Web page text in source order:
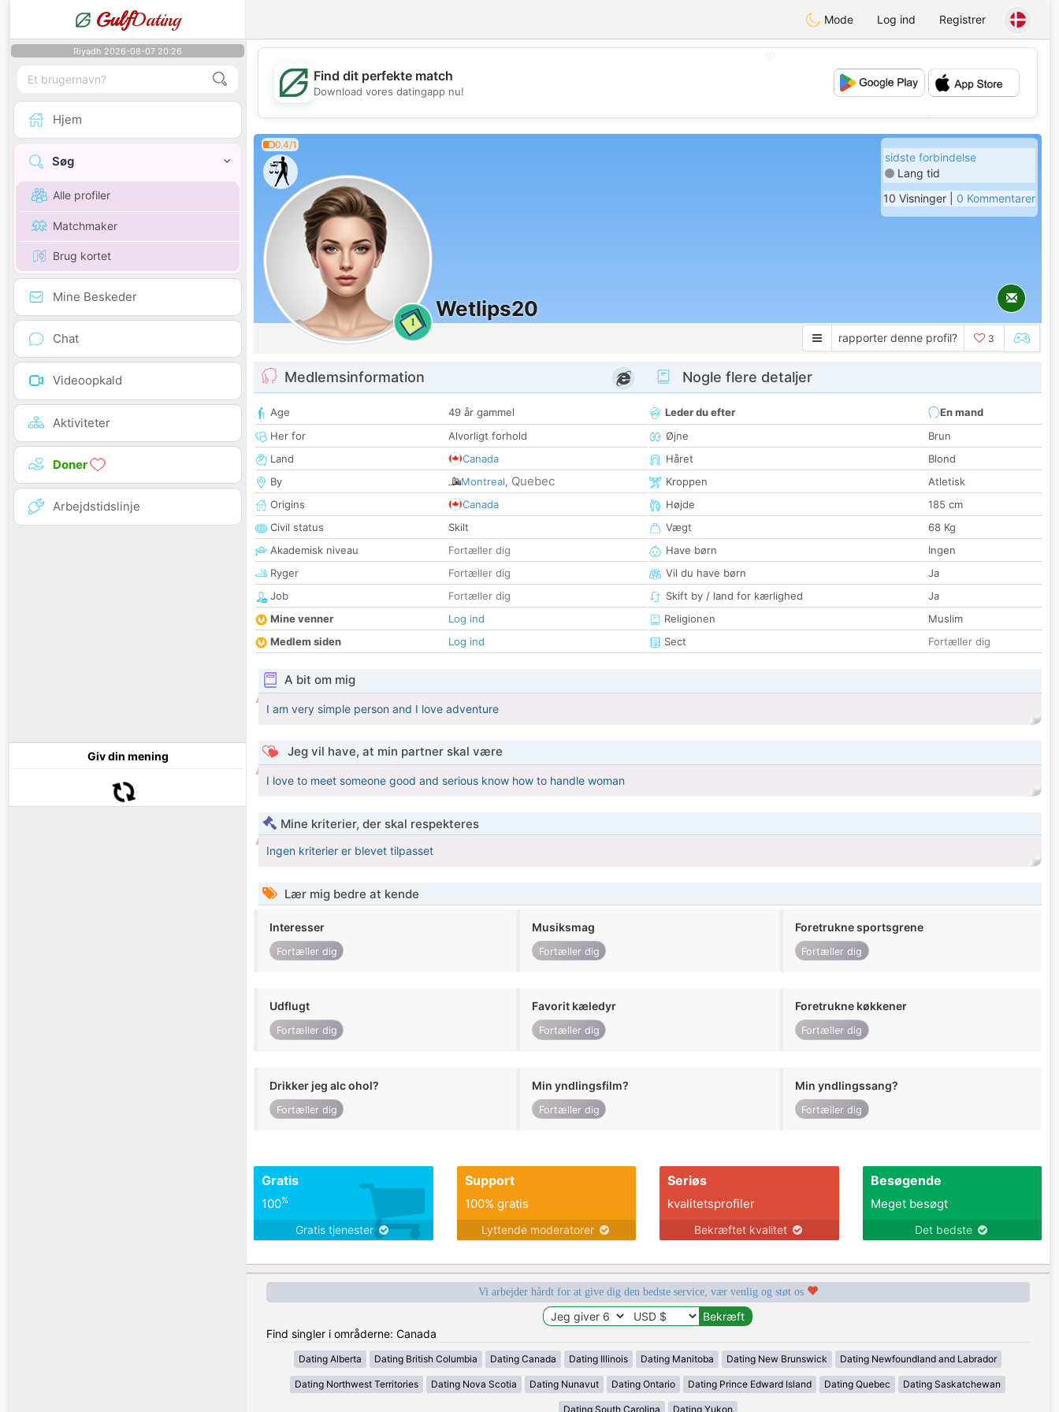
GulfDating Mode Log ind Registrer
Riyadh 2026-08-07 20:26
Hjem
Søg
Alle profiler
Matchmaker
Brug kortet
Mine Beskeder
Chat
Videoopkald
Aktiviteter
Doner
Arbejdstidslinje
Giv din mening
💖
💕
Find dit perfekte match
Download vores datingapp nu!
0.4/1
1
Wetlips20
sidste forbindelse
Lang tid
10 Visninger | 0 Kommentarer
rapporter denne profil? 3
Medlemsinformation
Age
49 år gammel
Her for
Alvorligt forhold
Land
Canada
By
Montreal, Quebec
Origins
Canada
Civil status
Skilt
Akademisk niveau
Fortæller dig
Ryger
Fortæller dig
Job
Fortæller dig
Mine venner
Log ind
Medlem siden
Log ind
Nogle flere detaljer
Leder du efter
En mand
Øjne
Brun
Håret
Blond
Kroppen
Atletisk
Højde
185 cm
Vægt
68 Kg
Have børn
Ingen
Vil du have børn
Ja
Skift by / land for kærlighed
Ja
Religionen
Muslim
Sect
Fortæller dig
A bit om mig
I am very simple person and I love adventure
Jeg vil have, at min partner skal være
I love to meet someone good and serious know how to handle woman
Mine kriterier, der skal respekteres
Ingen kriterier er blevet tilpasset
Lær mig bedre at kende
Interesser
Fortæller dig
Musiksmag
Fortæller dig
Foretrukne sportsgrene
Fortæller dig
Udflugt
Fortæller dig
Favorit kæledyr
Fortæller dig
Foretrukne køkkener
Fortæller dig
Drikker jeg alc ohol?
Fortæller dig
Min yndlingsfilm?
Fortæller dig
Min yndlingssang?
Fortæller dig
Gratis
100%
Gratis tjenester
Support
100% gratis
Lyttende moderatorer
Seriøs
kvalitetsprofiler
Bekræftet kvalitet
Besøgende
Meget besøgt
Det bedste
Vi arbejder hårdt for at give dig den bedste service, vær venlig og støt os
Find singler i områderne: Canada
Dating Alberta Dating British Columbia Dating Canada Dating Illinois Dating Manitoba Dating New Brunswick Dating Newfoundland and Labrador
Dating Northwest Territories Dating Nova Scotia Dating Nunavut Dating Ontario Dating Prince Edward Island Dating Quebec Dating Saskatchewan
Dating South Carolina Dating Yukon